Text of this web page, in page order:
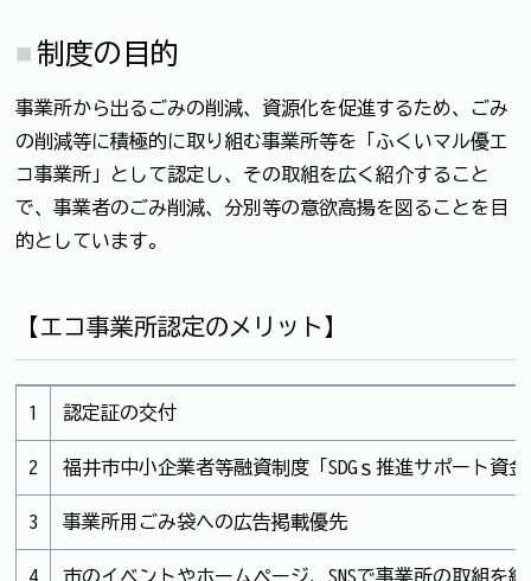
制度の目的
事業所から出るごみの削減、資源化を促進するため、ごみ
の削減等に積極的に取り組む事業所等を「ふくいマル優エ
コ事業所」として認定し、その取組を広く紹介すること
で、事業者のごみ削減、分別等の意欲高揚を図ることを目
的としています。
【エコ事業所認定のメリット】
1 認定証の交付
2 福井市中小企業者等融資制度「SDGｓ推進サポート資
3 事業所用ごみ袋への広告掲載優先
4 市のイベントやホームページ、SNSで事業所の取組を紹